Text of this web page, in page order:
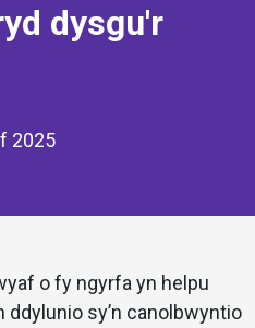
dysgu'r
2025
o fy ngyrfa yn helpu
sy’n canolbwyntio